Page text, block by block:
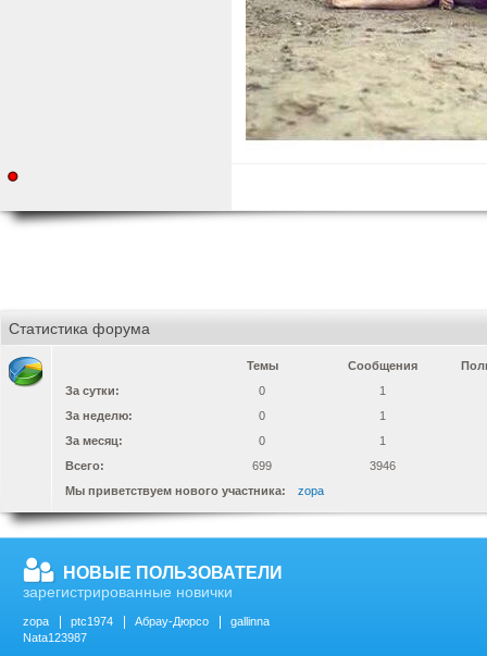
Статистика форума
Темы Сообщения
За сутки:
0
1
За неделю:
0
1
За месяц:
0
1
Всего:
699
3946
Мы приветствуем нового участника:
zopa
НОВЫЕ ПОЛЬЗОВАТЕЛИ
зарегистрированные новички
zopa ptc1974 Абрау-Дюрсо
gallinna
Nata123987